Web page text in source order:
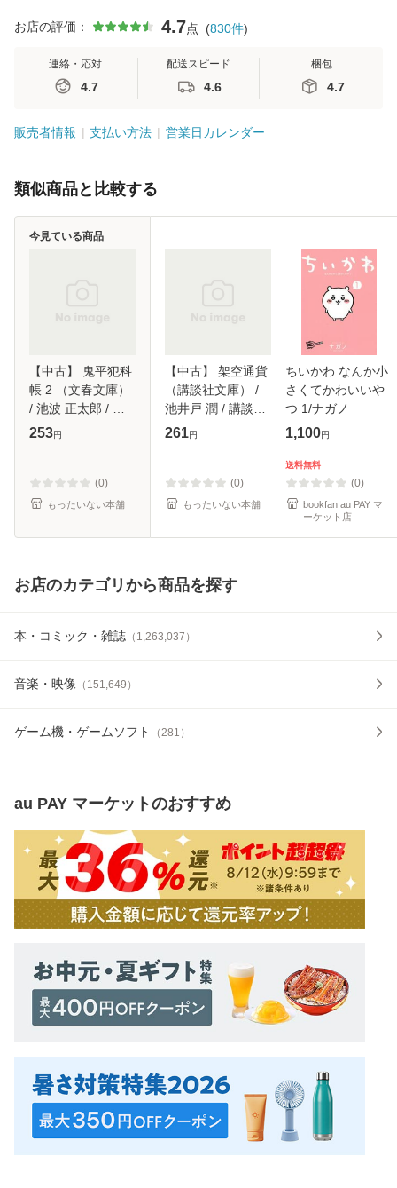
お店の評価： 4.7点 (830件)
連絡・応対
4.7
配送スピード
4.6
梱包
4.7
販売者情報 支払い方法 営業日カレンダー
類似商品と比較する
【中古】 鬼平犯科
帳 2 （文春文庫）
/ 池波 正太郎 / 文
藝春秋 [文庫]【メ
253円
(0)
もったいない本舗
今見ている商品
【中古】 架空通貨
（講談社文庫） /
池井戸 潤 / 講談社
[文庫]【メール便送
261円
(0)
もったいない本舗
ちいかわ なんか小
さくてかわいいや
つ 1/ナガノ
1,100円
送料無料
(0)
bookfan au PAY マ
ーケット店
お店のカテゴリから商品を探す
本・コミック・雑誌 （ 1,263,037 ）
音楽・映像 （ 151,649 ）
ゲーム機・ゲームソフト （281 ）
au PAY マーケットのおすすめ